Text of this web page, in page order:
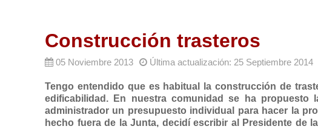
Construcción trasteros
05 Noviembre 2013 Última actualización: 25 Septiembre 2014
Tengo entendido que es habitual la construcción de
edificabilidad.
En nuestra comunidad se ha propuesto
administrador un presupuesto individual para hacer la
hecho fuera de la Junta, decidí escribir al Presidente de